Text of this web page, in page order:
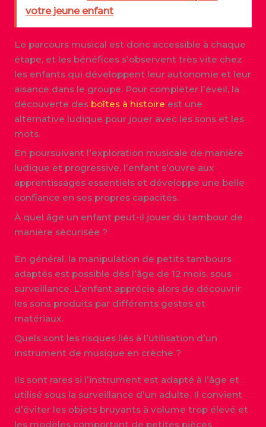
votre jeune enfant
Le parcours musical est donc accessible à chaque
étape, et les bénéfices s’observent très vite chez
les enfants qui développent leur autonomie et leur
aisance dans le groupe. Pour compléter l’éveil, la
découverte des boîtes à histoire est une
alternative ludique pour jouer avec les sons et les
mots.
En poursuivant l’exploration musicale de manière
ludique et progressive, l’enfant s’ouvre aux
apprentissages essentiels et développe une belle
confiance en ses propres capacités.
À quel âge un enfant peut-il jouer du tambour de
manière sécurisée ?
En général, la manipulation de petits tambours
adaptés est possible dès l’âge de 12 mois, sous
surveillance. L’enfant apprécie alors de découvrir
les sons produits par différents gestes et
matériaux.
Quels sont les risques liés à l’utilisation d’un
instrument de musique en crèche ?
Ils sont rares si l’instrument est adapté à l’âge et
utilisé sous la surveillance d’un adulte. Il convient
d’éviter les objets bruyants à volume trop élevé et
les modèles comportant de petites pièces